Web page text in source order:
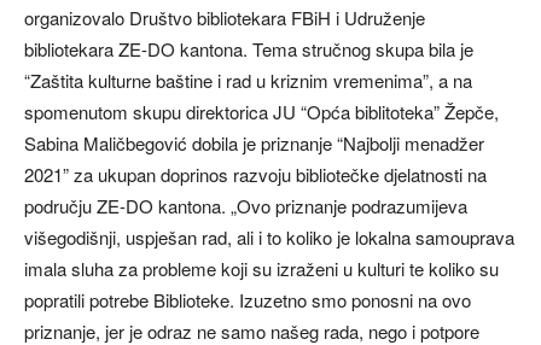
organizovalo Društvo bibliotekara FBiH i Udruženje
bibliotekara ZE-DO kantona. Tema stručnog skupa bila je
“Zaštita kulturne baštine i rad u kriznim vremenima”, a na
spomenutom skupu direktorica JU “Opća biblitoteka” Žepče,
Sabina Maličbegović dobila je priznanje “Najbolji menadžer
2021” za ukupan doprinos razvoju bibliotečke djelatnosti na
području ZE-DO kantona. „Ovo priznanje podrazumijeva
višegodišnji, uspješan rad, ali i to koliko je lokalna samouprava
imala sluha za probleme koji su izraženi u kulturi te koliko su
popratili potrebe Biblioteke. Izuzetno smo ponosni na ovo
priznanje, jer je odraz ne samo našeg rada, nego i potpore